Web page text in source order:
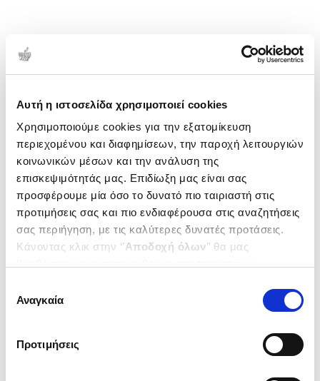
Αυτή η ιστοσελίδα χρησιμοποιεί cookies
Χρησιμοποιούμε cookies για την εξατομίκευση
περιεχομένου και διαφημίσεων, την παροχή λειτουργιών
κοινωνικών μέσων και την ανάλυση της
επισκεψιμότητάς μας. Επιδίωξη μας είναι σας
προσφέρουμε μία όσο το δυνατό πιο ταιριαστή στις
προτιμήσεις σας και πιο ενδιαφέρουσα στις αναζητήσεις
σας περιήγηση, με τις καλύτερες δυνατές προτάσεις.
Κάνοντας κλικ στην ‘’Αποδοχή όλων’’ θα μας
ενδιαφέρουν και να επιλέξετε από τα παρακάτω με την
΄΄και να ενημερωθείτε σχετικά με
συγκατάθεσης
Αναγκαία
Προτιμήσεις